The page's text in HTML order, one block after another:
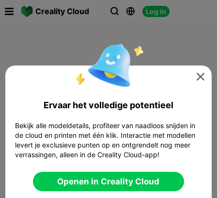
Creality Cloud   Log in

Ervaar het volledige potentieel
Bekijk alle modeldetails, profiteer van naadloos snijden in
de cloud en printen met één klik. Interactie met modellen
levert je exclusieve punten op en ontgrendelt nog meer
verrassingen, alleen in de Creality Cloud-app!
Openen in Creality Cloud